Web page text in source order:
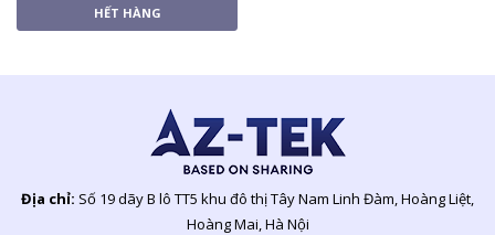
HẾT HÀNG
Địa chỉ: Số 19 dãy B lô TT5 khu đô thị Tây Nam Linh Đàm, Hoàng Liệt,
Hoàng Mai, Hà Nội